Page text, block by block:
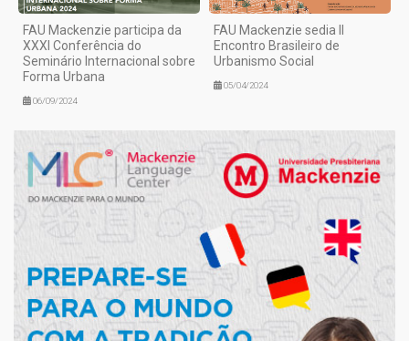
FAU Mackenzie participa da
XXXI Conferência do
Seminário Internacional sobre
Forma Urbana
06/09/2024
FAU Mackenzie sedia II
Encontro Brasileiro de
Urbanismo Social
05/04/2024